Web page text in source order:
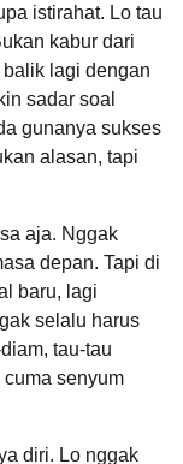
istirahat. Lo tau
kabur dari
lagi dengan
sadar soal
gunanya sukses
alasan, tapi
aja. Nggak
depan. Tapi di
baru, lagi
selalu harus
tau-tau
senyum
diri. Lo nggak